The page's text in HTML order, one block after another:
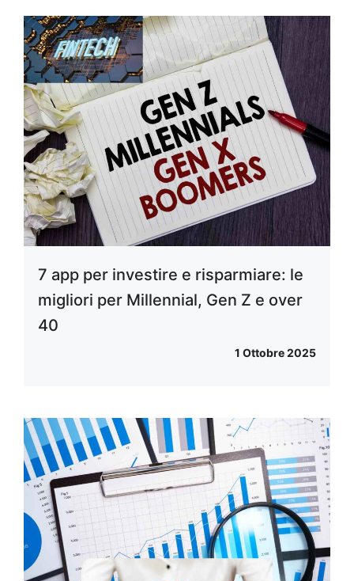
7 app per investire e risparmiare: le
migliori per Millennial, Gen Z e over
40
1 Ottobre 2025